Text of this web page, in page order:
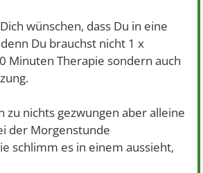
wünschen, dass Du in eine
Du brauchst nicht 1 x
Minuten Therapie sondern auch
zu nichts gezwungen aber alleine
der Morgenstunde
schlimm es in einem aussieht,